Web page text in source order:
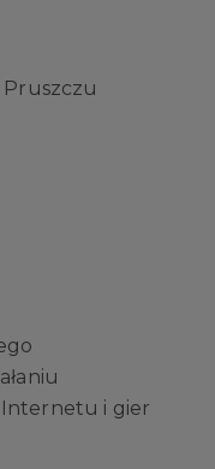
Pruszczu
i gier